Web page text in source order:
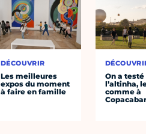
DÉCOUVRIR
Les meilleures
expos du moment
à faire en famille
On a testé
l’altinha,
comme à